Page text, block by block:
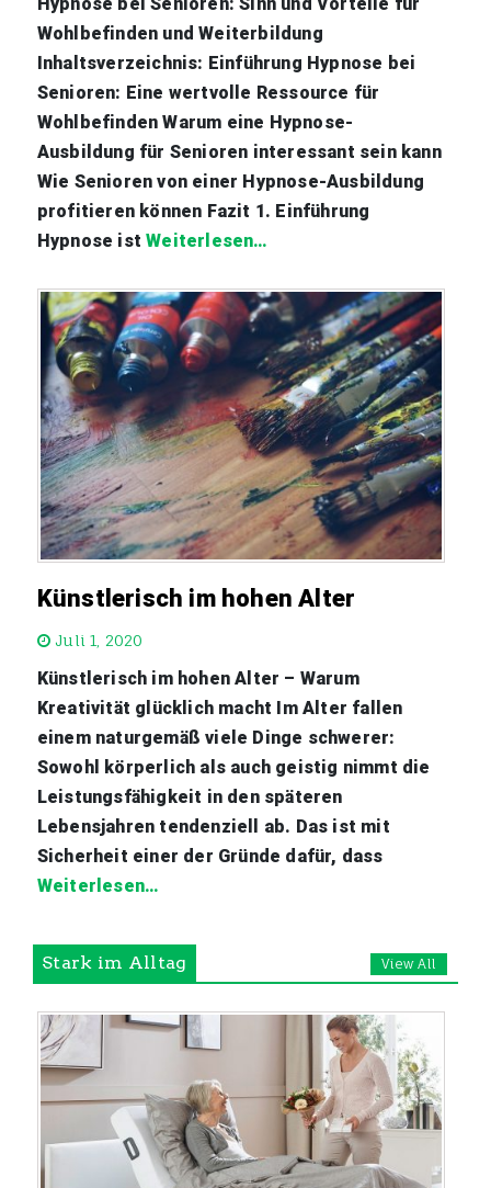
Wohlbefinden und Weiterbildung
Inhaltsverzeichnis: Einführung Hypnose bei
Senioren: Eine wertvolle Ressource für
Wohlbefinden Warum eine Hypnose-
Ausbildung für Senioren interessant sein kann
Wie Senioren von einer Hypnose-Ausbildung
profitieren können Fazit 1. Einführung
Hypnose istWeiterlesen…
Künstlerisch im hohen Alter
Juli 1, 2020
Künstlerisch im hohen Alter – Warum
Kreativität glücklich macht Im Alter fallen
einem naturgemäß viele Dinge schwerer:
Sowohl körperlich als auch geistig nimmt die
Leistungsfähigkeit in den späteren
Lebensjahren tendenziell ab. Das ist mit
Sicherheit einer der Gründe dafür, dass
Weiterlesen…
Stark im Alltag View All